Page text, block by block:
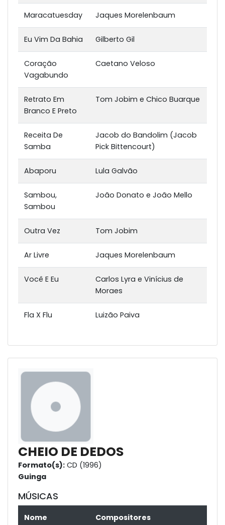
Maracatuesday Jaques Morelenbaum
Eu Vim Da Bahia Gilberto Gil
Coração
Vagabundo
Caetano Veloso
Retrato Em
Branco E Preto
Tom Jobim e Chico Buarque
Receita De
Samba
Jacob do Bandolim (Jacob
Pick Bittencourt)
Abaporu Lula Galvão
Sambou,
Sambou
João Donato e João Mello
Outra Vez Tom Jobim
Ar Livre Jaques Morelenbaum
Você E Eu
Carlos Lyra e Vinícius de
Moraes
Fla X Flu Luizão Paiva
CHEIO DE DEDOS
Formato(s): CD (1996)
Guinga
MÚSICAS
Nome Compositores